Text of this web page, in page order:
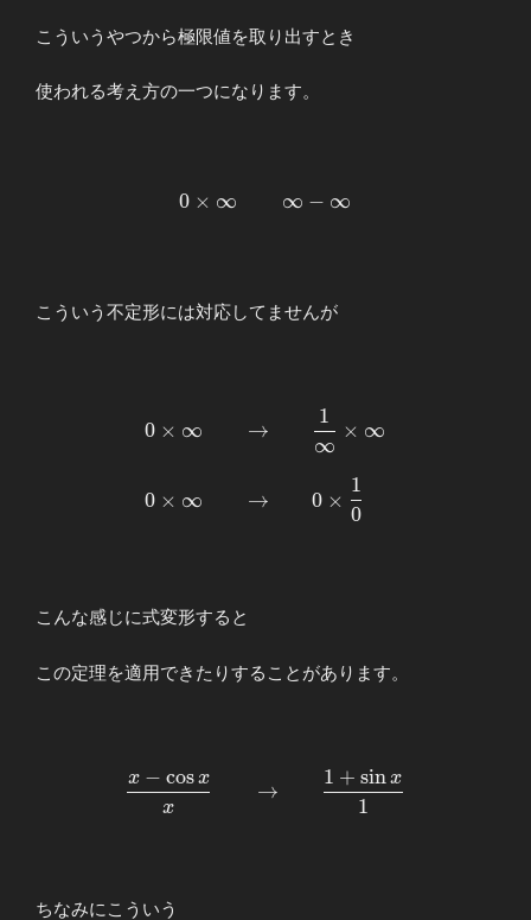
\infty}\frac{e^x}
こういうやつから極限値を取り出すとき
使われる考え方の一つになります。
\begin{array}
\infty-\infty
\end{array}
0 × ∞ ∞ − ∞
こういう不定形には対応してませんが
\begin{array}{llllll} \displaystyle
{\infty}\times\infty \\ \\
0\times\infty&&→&&\displaystyle
\frac{1}{0} \end{array}
0 × ∞
0 × ∞
→
→
∞
1
× ∞
0 ×
0
1
こんな感じに式変形すると
この定理を適用できたりすることがあります。
\begin{array}
{llllll}
&&→&&
x
x − cosx
→
1
1 + sin x
ちなみにこういう